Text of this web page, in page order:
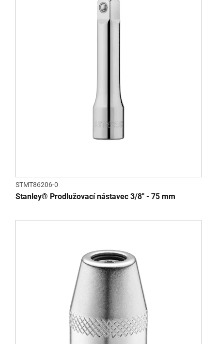
STMT86206-0
Stanley® Prodlužovací nástavec 3/8" - 75 mm